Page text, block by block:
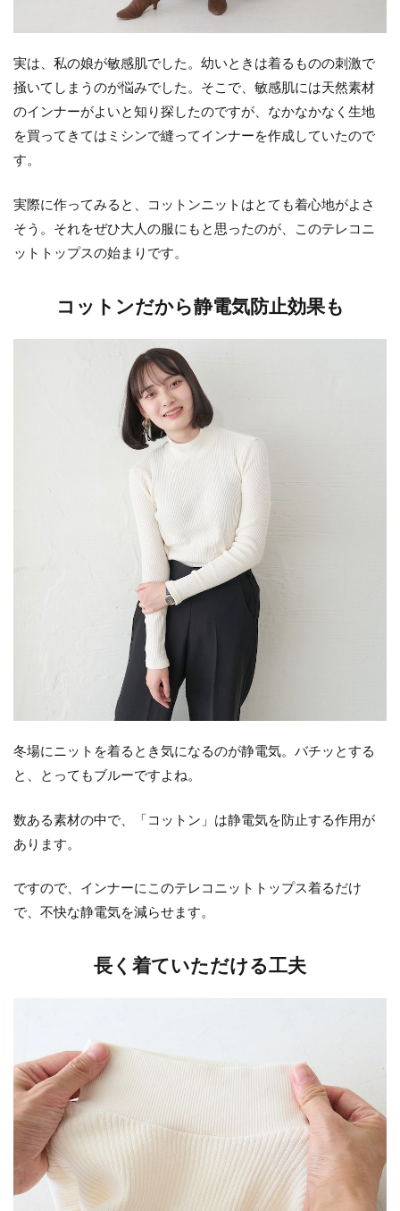
実は、私の娘が敏感肌でした。幼いときは着るものの刺激で
掻いてしまうのが悩みでした。そこで、敏感肌には天然素材
のインナーがよいと知り探したのですが、なかなかなく生地
を買ってきてはミシンで縫ってインナーを作成していたので
す。
実際に作ってみると、コットンニットはとても着心地がよさ
そう。それをぜひ大人の服にもと思ったのが、このテレコニ
ットトップスの始まりです。
コットンだから静電気防止効果も
冬場にニットを着るとき気になるのが静電気。バチッとする
と、とってもブルーですよね。
数ある素材の中で、「コットン」は静電気を防止する作用が
あります。
ですので、インナーにこのテレコニットトップス着るだけ
で、不快な静電気を減らせます。
長く着ていただける工夫